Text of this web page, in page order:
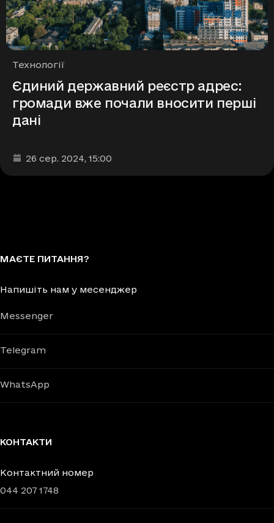
Рубрики
Технології
Єдиний державний реєстр адрес:
громади вже почали вносити перші
дані
Дата та час публікації
26 сер. 2024, 15:00
МАЄТЕ ПИТАННЯ?
Напишіть нам у месенджер
Messenger
Telegram
WhatsApp
КОНТАКТИ
Контактний номер
044 207 1748